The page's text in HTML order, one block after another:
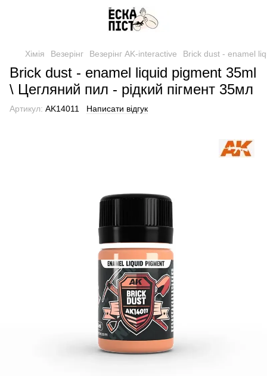
Хімія Везерінг Везерінг AK-interactive Brick dust - enamel
Brick dust - enamel liquid pigment 35ml
\ Цегляний пил - рідкий пігмент 35мл
Артикул: AK14011 Написати відгук